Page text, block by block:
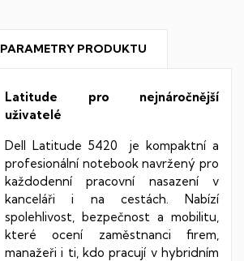
PARAMETRY PRODUKTU
Latitude pro nejnáročnější
uživatelé
Dell Latitude 5420 je kompaktní a
profesionální notebook navržený pro
každodenní pracovní nasazení v
kanceláři i na cestách. Nabízí
spolehlivost, bezpečnost a mobilitu,
které ocení zaměstnanci firem,
manažeři i ti, kdo pracují v hybridním